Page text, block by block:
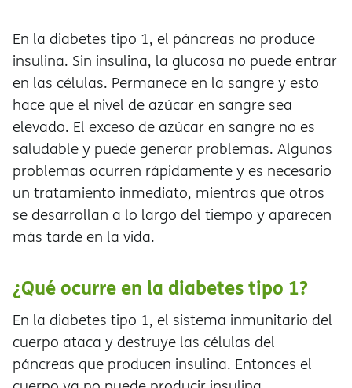
En la diabetes tipo 1, el páncreas no produce
insulina. Sin insulina, la glucosa no puede entrar
en las células. Permanece en la sangre y esto
hace que el nivel de azúcar en sangre sea
elevado. El exceso de azúcar en sangre no es
saludable y puede generar problemas. Algunos
problemas ocurren rápidamente y es necesario
un tratamiento inmediato, mientras que otros
se desarrollan a lo largo del tiempo y aparecen
más tarde en la vida.
¿Qué ocurre en la diabetes tipo 1?
En la diabetes tipo 1, el sistema inmunitario del
cuerpo ataca y destruye las células del
páncreas que producen insulina. Entonces el